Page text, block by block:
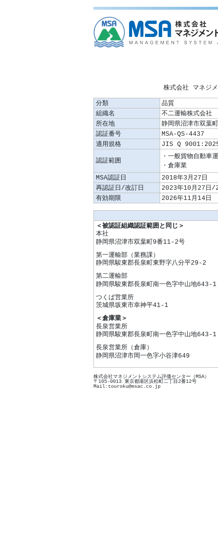
株式会社 マネジ
分類
品質
組織名
不二運輸株式会社
所在地
静岡県沼津市双葉
認証番号
MSA-QS-4437
適用規格
JIS Q
認証範囲
MSA認証日
2018年3月27日
再認証日/改訂日
2023年10月27日/
有効期限
2026年11月14日
＜被認証組織認証範囲と同じ＞
本社
静岡県沼津市双葉町9番11-2号
第一運輸部（業務課）
静岡県駿東郡長泉町東野字八分平29-2
第二運輸部
静岡県駿東郡長泉町南一色字中山地643-1
つくば営業所
茨城県坂東市幸神平41-1
＜倉庫業＞
長泉営業所
静岡県駿東郡長泉町南一色字中山地643-1
長泉営業所（倉庫）
静岡県沼津市岡一色字小谷津649
株式会社マネジメントシステム評価センター（MSA）
〒105-0013 東京都港区浜松町二丁目2番12号
Mail:touroku@msac.co.jp